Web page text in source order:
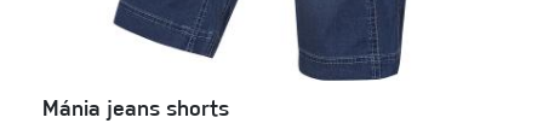
Mánia jeans shorts